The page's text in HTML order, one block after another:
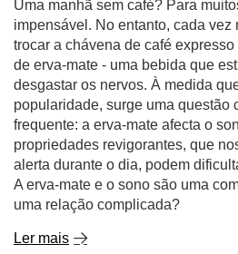
Uma manhã sem café? Para
impensável. No entanto, cada vez
trocar a chávena de café
de erva-mate - uma bebida que
desgastar os nervos. À medida
popularidade, surge uma questão
frequente: a erva-mate afecta o
propriedades revigorantes, que
alerta durante o dia, podem
A erva-mate e o sono são uma
uma relação complicada?
Ler mais